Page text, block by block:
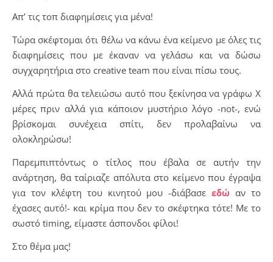
Απ’ τις τοπ διαφημίσεις για μένα!
Τώρα σκέφτομαι ότι θέλω να κάνω ένα κείμενο με όλες τις
διαφημίσεις που με έκαναν να γελάσω και να δώσω
συγχαρητήρια στο creative team που είναι πίσω τους.
Αλλά πρώτα θα τελειώσω αυτό που ξεκίνησα να γράφω Χ
μέρες πριν αλλά για κάποιον μυστήριο λόγο -not-, ενώ
βρίσκομαι συνέχεια σπίτι, δεν προλαβαίνω να
ολοκληρώσω!
Παρεμπιπτόντως ο τίτλος που έβαλα σε αυτήν την
ανάρτηση, θα ταίριαζε απόλυτα στο κείμενο που έγραψα
για τον κλέφτη του κινητού μου -διάβασεεδώ αν το
έχασες αυτό!- και κρίμα που δεν το σκέφτηκα τότε! Με το
σωστό timing, είμαστε άσπονδοι φίλοι!
Στο θέμα μας!